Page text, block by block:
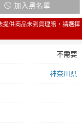
加入黑名單
供商品未到貨理賠，請選擇
不需要
神奈川県